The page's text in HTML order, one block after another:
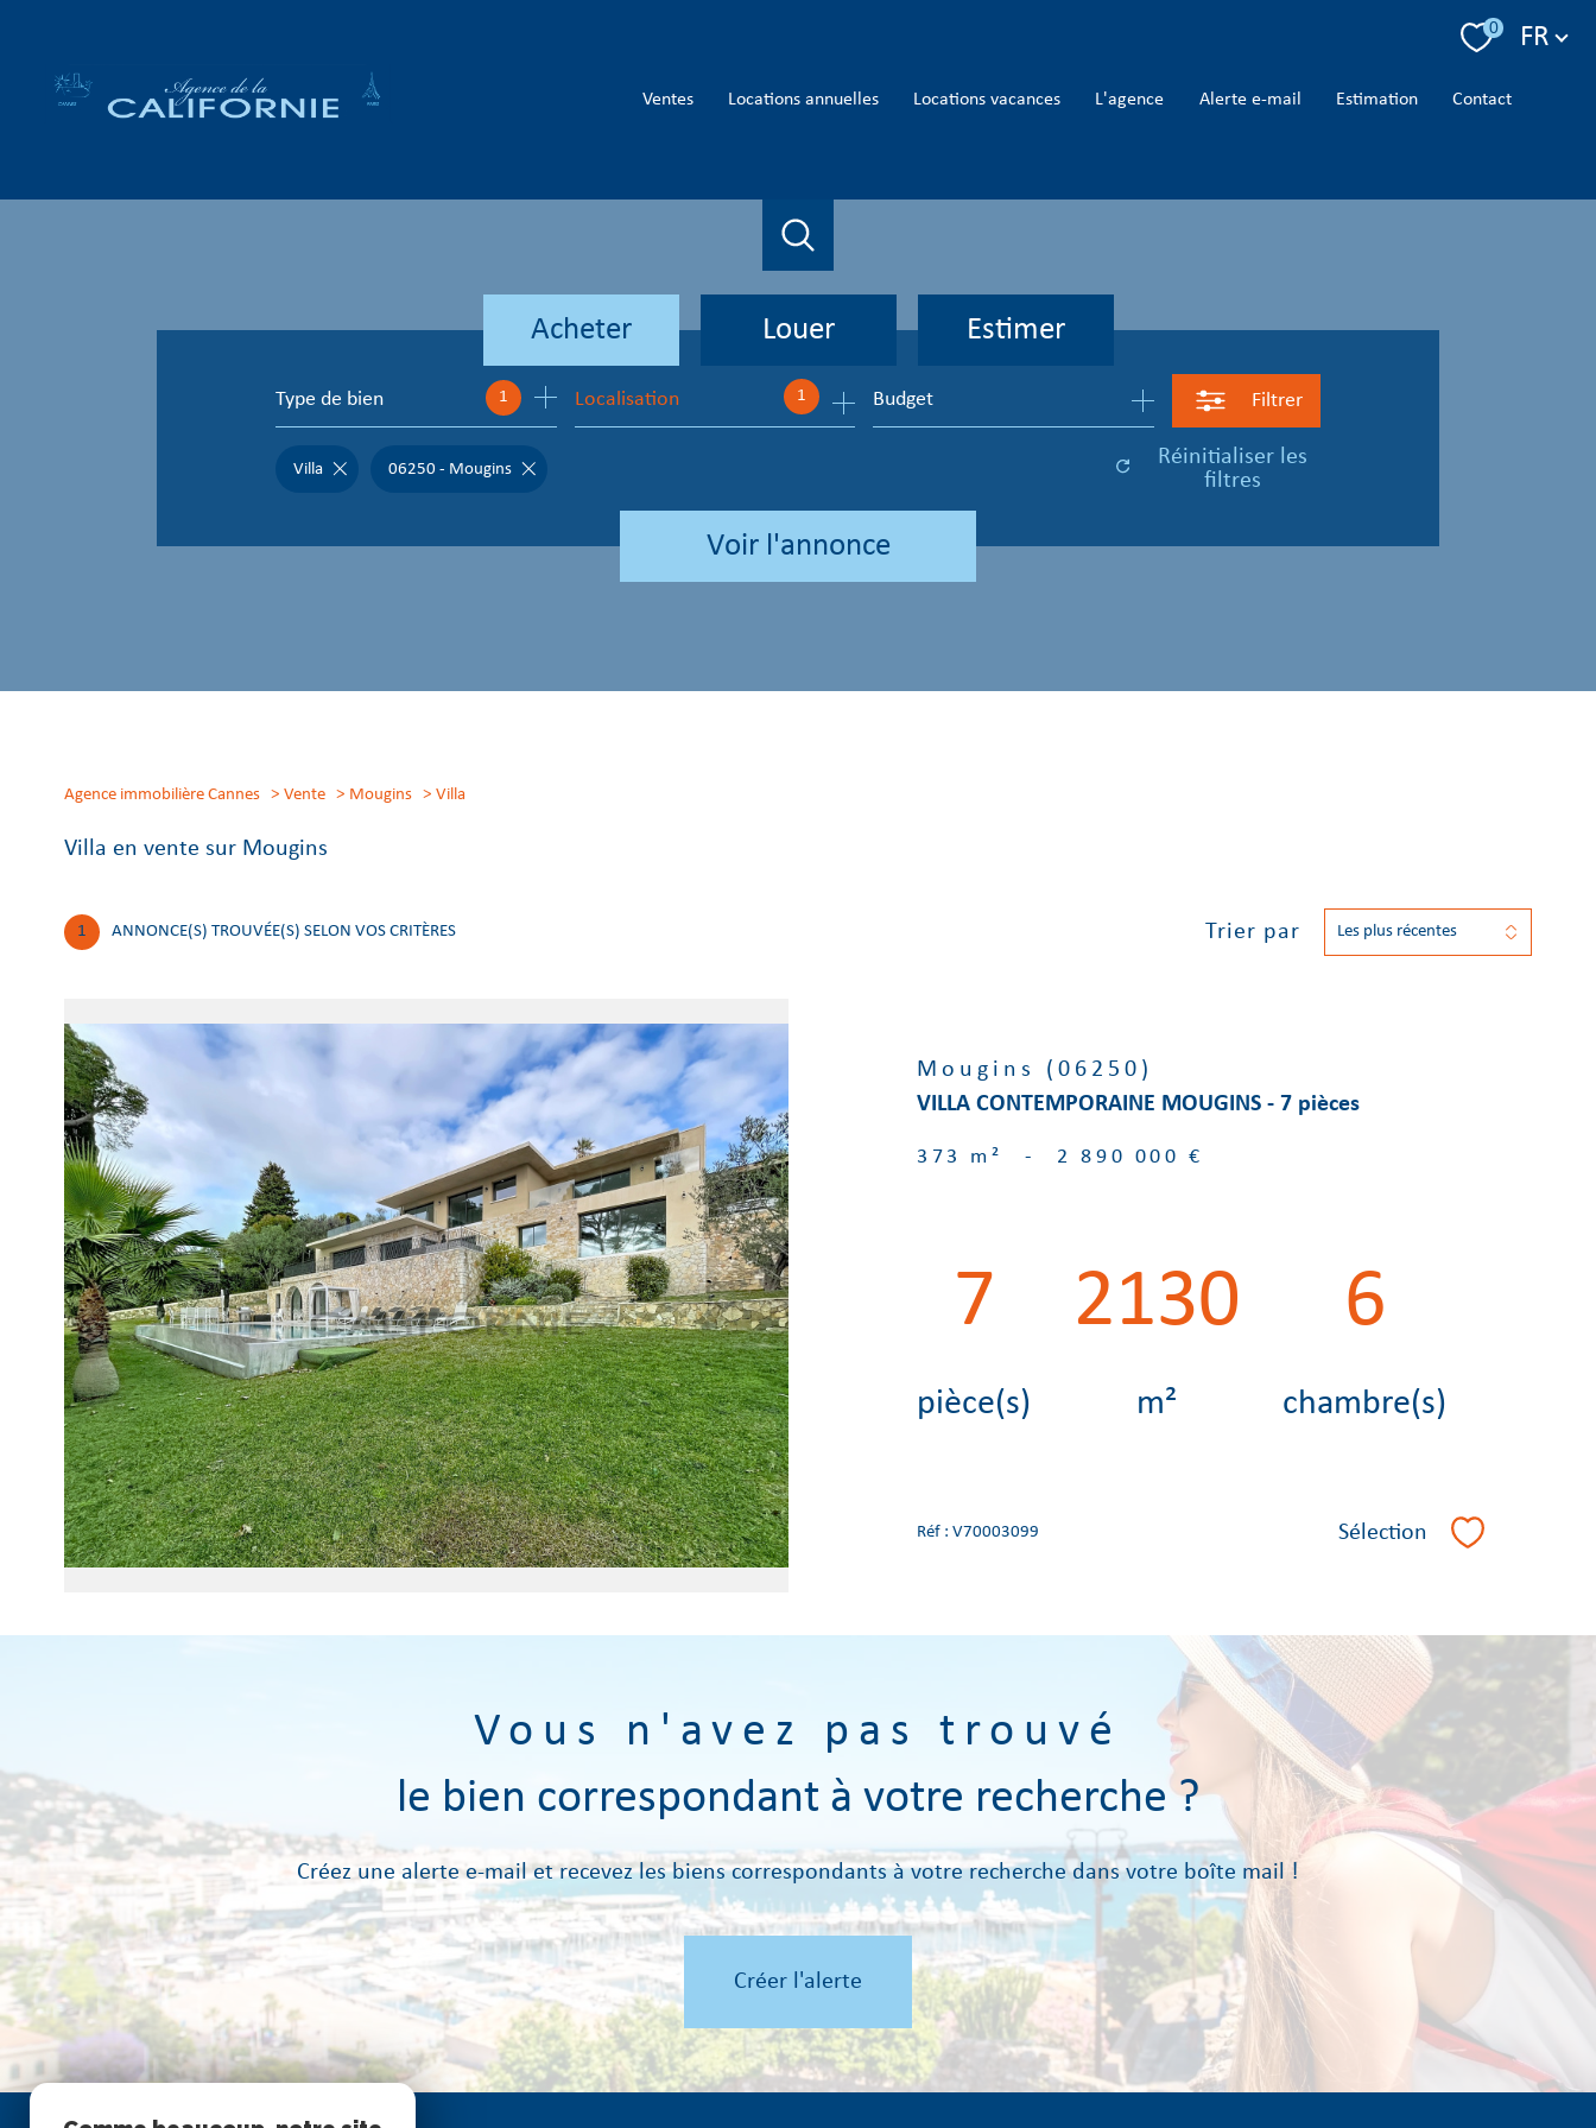
0 FR
ventes locations annuelles locations vacances l'agence alerte e-mail estimation contact
Acheter
de l'ancien
Louer
à l'année
Estimer
Type de bien 1 1
Localisation Budget Filtrer
voir l'annonce
Villa 06250 - Mougins
réinitialiser les
filtres
Agence immobilière Cannes Vente Mougins villa
Villa en vente sur Mougins
1 ANNONCE(S) TROUVÉE(S) SELON VOS CRITÈRES Trier par Les plus récentes
Voir le
bien
Mougins (06250)
VILLA CONTEMPORAINE MOUGINS - 7 pièces
373 m² - 2 890 000 €
7
pièce(s)
2130
m²
6
chambre(s)
Réf : V70003099 Sélection Sélectionner
Vous n'avez pas trouvé
le bien correspondant à votre recherche ?
Créez une alerte e-mail et recevez les biens correspondants à votre recherche dans votre boîte mail !
Créer l'alerte